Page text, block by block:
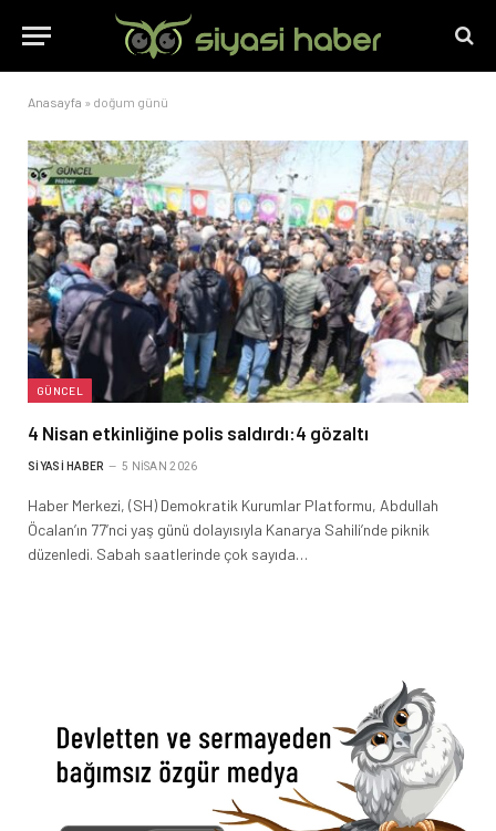
Anasayfa » doğum günü
GÜNCEL
4 Nisan etkinliğine polis saldırdı:4 gözaltı
SIYASI HABER 5 NISAN 2026
Haber Merkezi, (SH) Demokratik Kurumlar Platformu, Abdullah
Öcalan’ın 77’nci yaş günü dolayısıyla Kanarya Sahili’nde piknik
düzenledi. Sabah saatlerinde çok sayıda…